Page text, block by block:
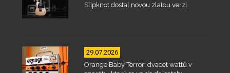
Slipknot dostal novou zlatou verzi
29.07.2026
Orange Baby Terror: dvacet wattů v